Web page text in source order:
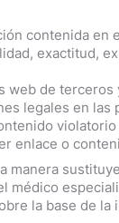
contenida en
exactitud,
web de terceros
legales en las
violatorio
enlace o
manera
médico
la base de la